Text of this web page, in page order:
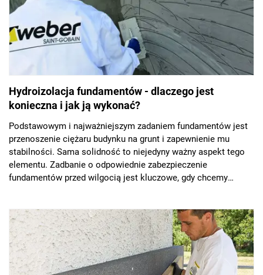
Hydroizolacja fundamentów - dlaczego jest
konieczna i jak ją wykonać?
Podstawowym i najważniejszym zadaniem fundamentów jest
przenoszenie ciężaru budynku na grunt i zapewnienie mu
stabilności. Sama solidność to niejedyny ważny aspekt tego
elementu. Zadbanie o odpowiednie zabezpieczenie
fundamentów przed wilgocią jest kluczowe, gdy chcemy